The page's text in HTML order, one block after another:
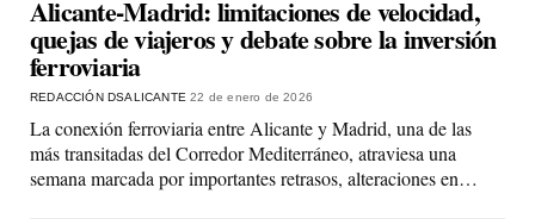
Alicante-Madrid: limitaciones de velocidad,
quejas de viajeros y debate sobre la inversión
ferroviaria
REDACCIÓN DSALICANTE22 de enero de 2026
La conexión ferroviaria entre Alicante y Madrid, una de las
más transitadas del Corredor Mediterráneo, atraviesa una
semana marcada por importantes retrasos, alteraciones en…